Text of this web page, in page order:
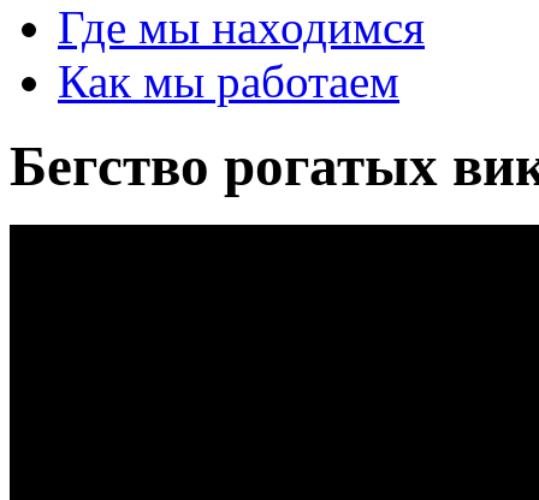
Где мы находимся
Как мы работаем
Бегство рогатых